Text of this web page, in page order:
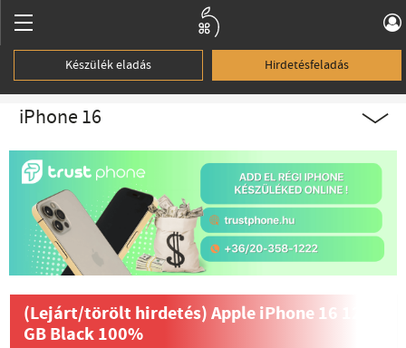
Készülék eladás Hirdetésfeladás
iPhone 16
(Lejárt/törölt hirdetés)Apple iPhone 16 128
GB Black 100%